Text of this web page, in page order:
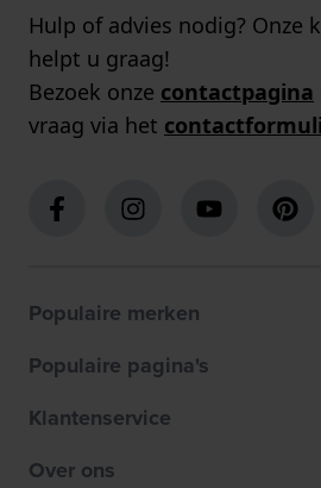
Hulp of advies nodig? Onze
helpt u graag!
Bezoek onze contactpagina
vraag via het
Populaire merken
Populaire pagina's
Klantenservice
Over ons